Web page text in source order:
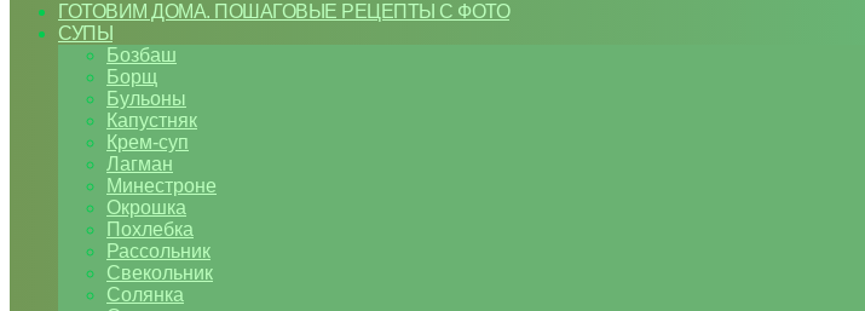
ГОТОВИМ ДОМА. ПОШАГОВЫЕ РЕЦЕПТЫ С ФОТО
СУПЫ
Бозбаш
Борщ
Бульоны
Капустняк
Крем-суп
Лагман
Минестроне
Окрошка
Похлебка
Рассольник
Свекольник
Солянка